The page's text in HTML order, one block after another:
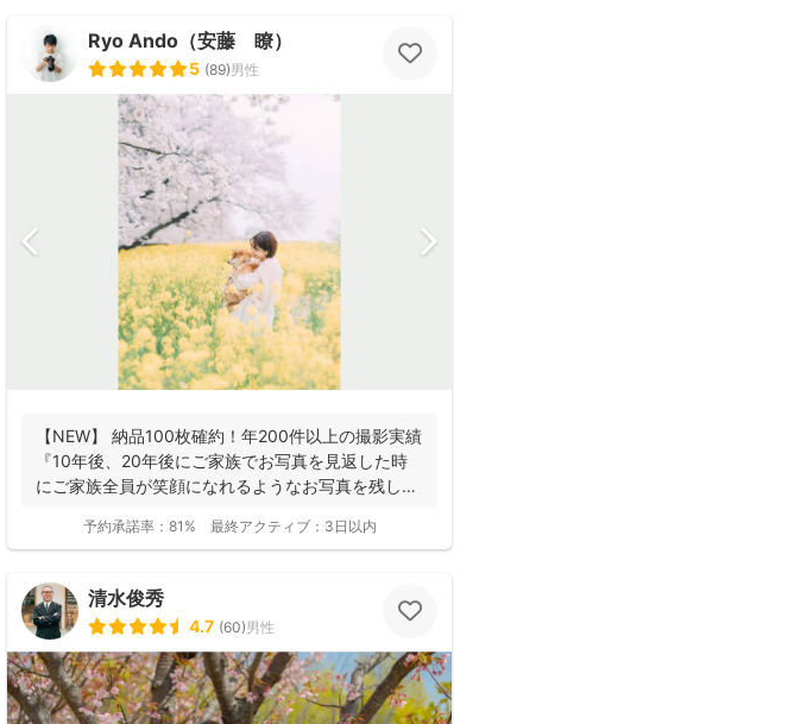
Ryo Ando（安藤 瞭）
5 (89)男性
【NEW】 納品100枚確約！年200件以上の撮影実績
『10年後、20年後にご家族でお写真を見返した時
にご家族全員が笑顔になれるようなお写真を残し
予約承諾率： 81% 最終アクティブ： 3日以内
清水俊秀
4.7 (60)男性